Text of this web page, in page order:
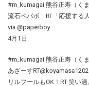
#m_kumagai 熊谷正寿（く
流石ペパボ RT「応援する
via @paperboy
4月1日
#m_kumagai 熊谷正寿（く
あざーす
リルフールもOK！RT 笑い